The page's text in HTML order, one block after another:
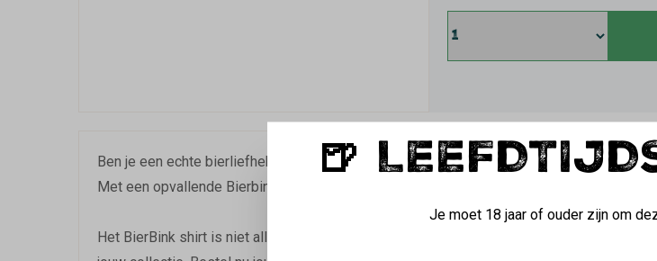
Ben je een echte bierliefhebber die ook graag duurzame keuzes maakt? Dan is dit
Met een opvallende Bierbink opdruk op de borst, laat je zien dat je niet alleen van een
Het BierBink shirt is niet alleen stijlvol, maar ook van hoge kwaliteit en comfortabel om
🍺
Je moet 18 jaar of ouder zijn om